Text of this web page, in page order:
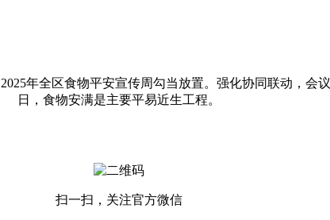
年全区食物平安宣传周勾当放置。强化协同联动，会
日，食物安满是主要平易近生工程。
扫一扫，关注官方微信